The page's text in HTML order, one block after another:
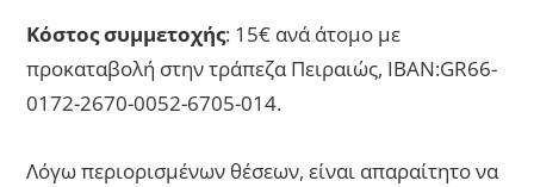
Κόστος συμμετοχής: 15€ ανά άτομο με
προκαταβολή στην τράπεζα Πειραιώς, IBAN:GR66-
0172-2670-0052-6705-014.
Λόγω περιορισμένων θέσεων, είναι απαραίτητο να